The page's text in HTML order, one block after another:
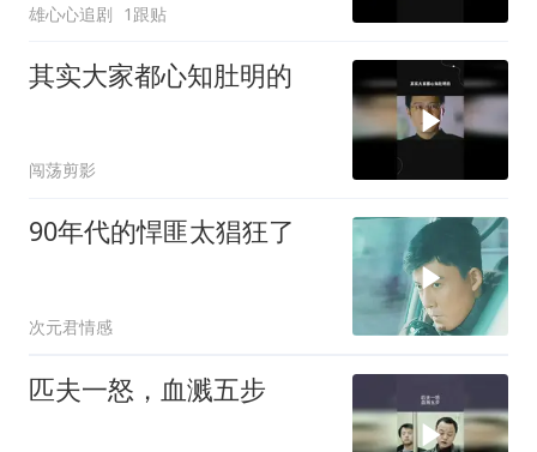
雄心心追剧 1跟贴
其实大家都心知肚明的
闯荡剪影
90年代的悍匪太猖狂了
次元君情感
匹夫一怒，血溅五步